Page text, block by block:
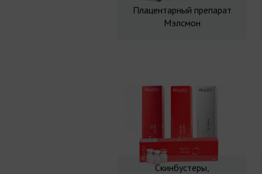
Плацентарный препарат
Мэлсмон
Скинбустеры,